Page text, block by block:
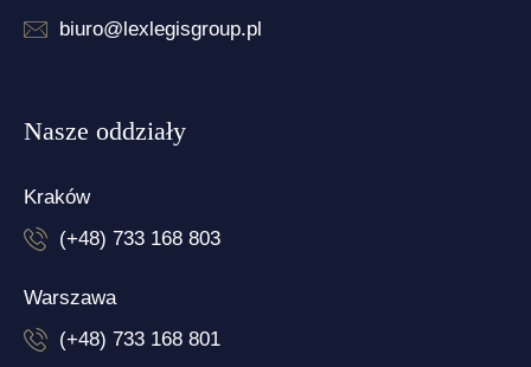
biuro@lexlegisgroup.pl
Nasze oddziały
Kraków
(+48) 733 168 803
Warszawa
(+48) 733 168 801